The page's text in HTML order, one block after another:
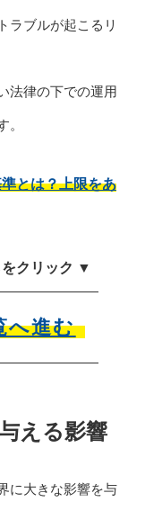
ラブルが起こるリ
法律の下での運用
。
とは？上限をあ
クリック ▼
へ進む
える影響
に大きな影響を与